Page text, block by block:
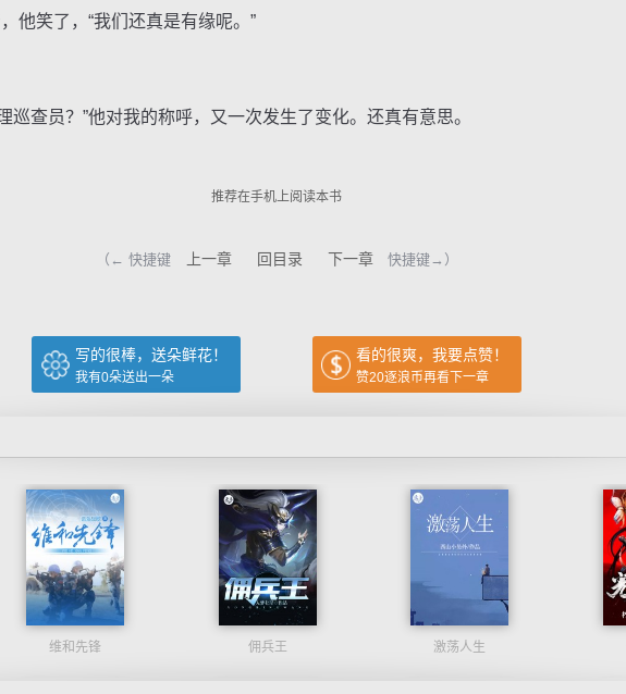
笑了，“我们还真是有缘呢。”
查员？”他对我的称呼，又一次发生了变化。还真有意思。
推荐在手机上阅读本书
（← 快捷键 上一章 回目录 下一章 快捷键→）
写的很棒，送朵鲜花！
我有0朵送出一朵
看的很爽，我要点赞！
赞20逐浪币再看下一章
维和先锋 佣兵王 激荡人生